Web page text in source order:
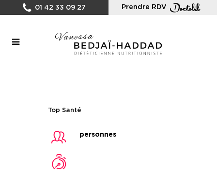
01 42 33 09 27 Prendre RDV
Top Santé
personnes